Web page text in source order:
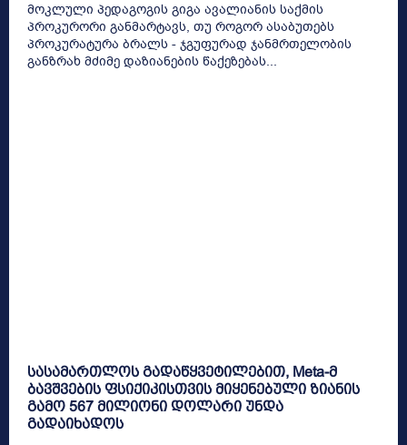
მოკლული პედაგოგის გიგა ავალიანის საქმის
პროკურორი განმარტავს, თუ როგორ ასაბუთებს
პროკურატურა ბრალს - ჯგუფურად ჯანმრთელობის
განზრახ მძიმე დაზიანების წაქეზებას...
სასამართლოს გადაწყვეტილებით, Meta-მ
ბავშვების ფსიქიკისთვის მიყენებული ზიანის
გამო 567 მილიონი დოლარი უნდა
გადაიხადოს